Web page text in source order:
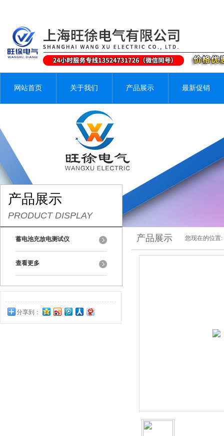
网站首页 关于我们 产品展示 最新促销
产品展示
PRODUCT DISPLAY
蓄电池充放电测试仪
查看更多
分享到：
产品展示 您现在的位置: